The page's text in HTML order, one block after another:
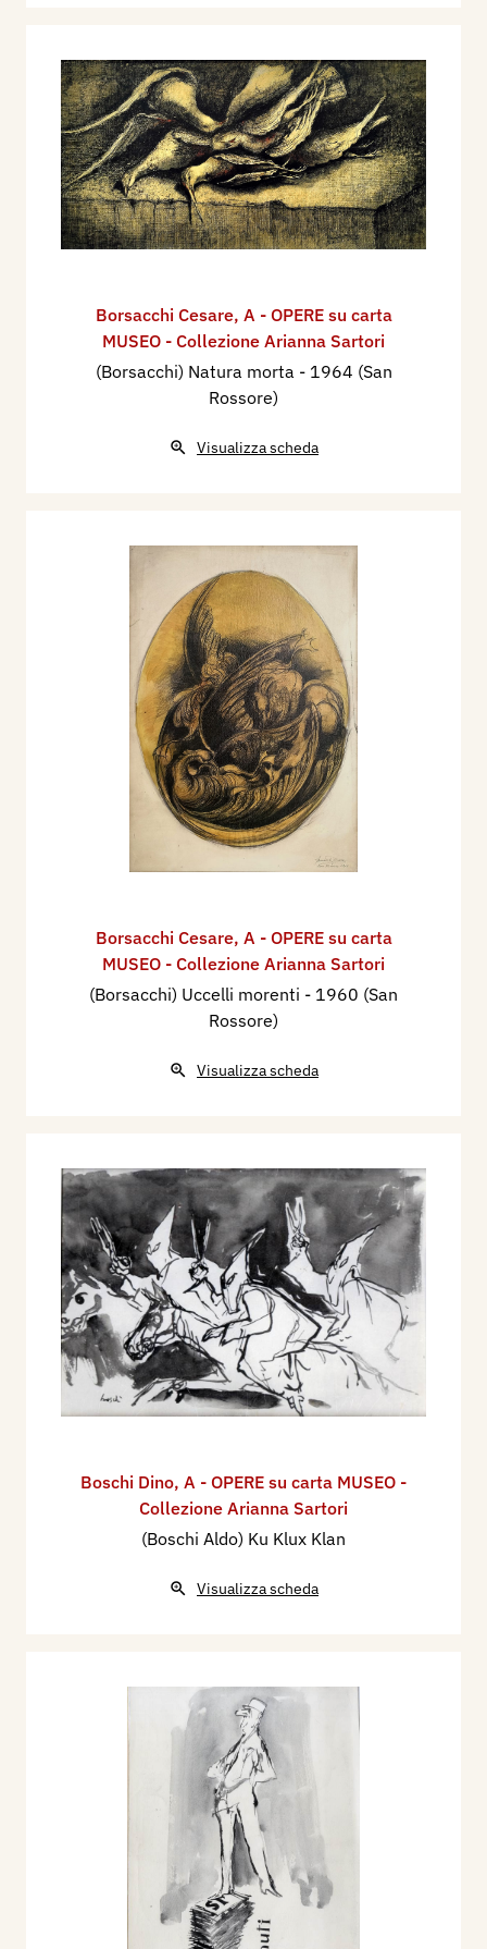
Borsacchi Cesare, A - OPERE su carta
MUSEO - Collezione Arianna Sartori
(Borsacchi) Natura morta - 1964 (San
Rossore)
Visualizza scheda
Borsacchi Cesare, A - OPERE su carta
MUSEO - Collezione Arianna Sartori
(Borsacchi) Uccelli morenti - 1960 (San
Rossore)
Visualizza scheda
Boschi Dino, A - OPERE su carta MUSEO -
Collezione Arianna Sartori
(Boschi Aldo) Ku Klux Klan
Visualizza scheda